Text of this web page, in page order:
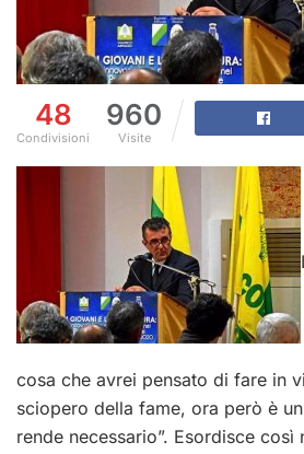
48
Condivisioni
960
Visite
cosa che avrei pensato di fare in
sciopero della fame, ora però è
rende necessario”. Esordisce così